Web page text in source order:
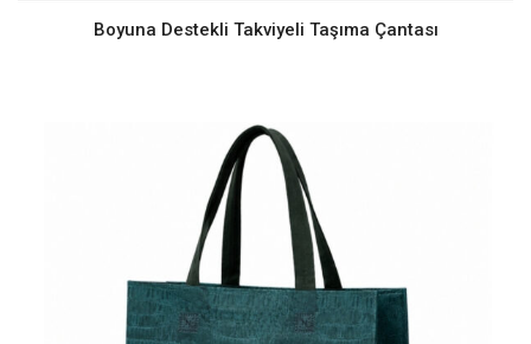
Boyuna Destekli Takviyeli Taşıma Çantası